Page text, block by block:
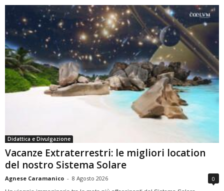
Didattica e Divulgazione
Vacanze Extraterrestri: le migliori location
del nostro Sistema Solare
Agnese Caramanico - 8 Agosto 2026 0